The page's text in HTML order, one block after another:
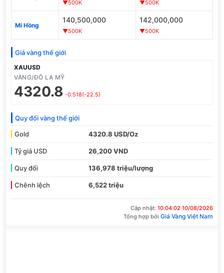
▼500K ▼500K
Mi Hồng
140,500,000
▼500K
142,000,000
▼500K
Giá vàng thế giới
XAUUSD
VÀNG/ĐÔ LA MỸ
4320.8 -0.518(-22.5)
Quy đổi vàng thế giới
Gold
4320.8 USD/Oz
Tỷ giá USD 26,200 VND
Quy đổi 136,978 triệu/lượng
Chênh lệch 6,522 triệu
Cập nhật: 10:04:02 10/08/2026
Tổng hợp bởi Giá Vàng Việt Nam